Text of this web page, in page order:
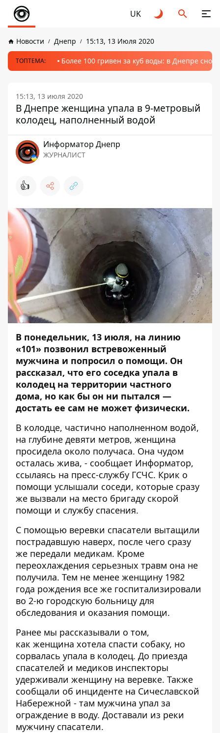
UK
Новости Днепр 15:13, 13 Июля 2020
ТОПТЕМА: Более 100 гривен за куб воды: в Днепре
15:13, 13 июля 2020
В Днепре женщина упала в 9-метровый
колодец, наполненный водой
Информатор Днепр
ЖУРНАЛИСТ
👍
В понедельник, 13 июля, на линию
«101» позвонил встревоженный
мужчина и попросил о помощи. Он
рассказал, что его соседка упала в
колодец на территории частного
дома, но как бы он ни пытался —
достать ее сам не может физически.
В колодце, частично наполненном водой,
на глубине девяти метров, женщина
просидела около получаса. Она чудом
осталась жива, - сообщает Информатор,
ссылаясь на пресс-службу ГСЧС. Крик о
помощи услышали соседи, которые сразу
же вызвали на место бригаду скорой
помощи и службу спасения.
С помощью веревки спасатели вытащили
пострадавшую наверх, после чего сразу
же передали медикам. Кроме
переохлаждения серьезных травм она не
получила. Тем не менее женщину 1982
года рождения все же госпитализировали
во 2-ю городскую больницу для
обследования и оказания помощи.
Ранее мы рассказывали о том,
как женщина хотела спасти собаку, но
сорвалась упала в колодец. До приезда
спасателей и медиков инспекторы
удерживали женщину на веревке. Также
сообщали об инциденте на Сичеславской
Набережной - там мужчина упал за
ограждение в воду. Доставали из реки
мужчину спасатели.